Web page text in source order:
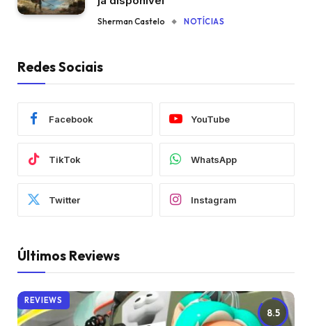
Sherman Castelo NOTÍCIAS
Redes Sociais
Facebook YouTube
TikTok WhatsApp
Twitter Instagram
Últimos Reviews
8.5
REVIEWS